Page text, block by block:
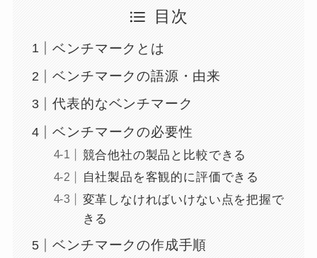
目次
ベンチマークとは
ベンチマークの語源・由来
代表的なベンチマーク
ベンチマークの必要性
競合他社の製品と比較できる
自社製品を客観的に評価できる
変革しなければいけない点を把握で
きる
ベンチマークの作成手順